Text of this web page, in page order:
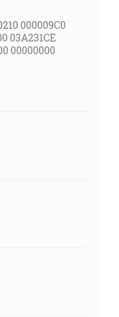
000009C0
03A231CE
00000000